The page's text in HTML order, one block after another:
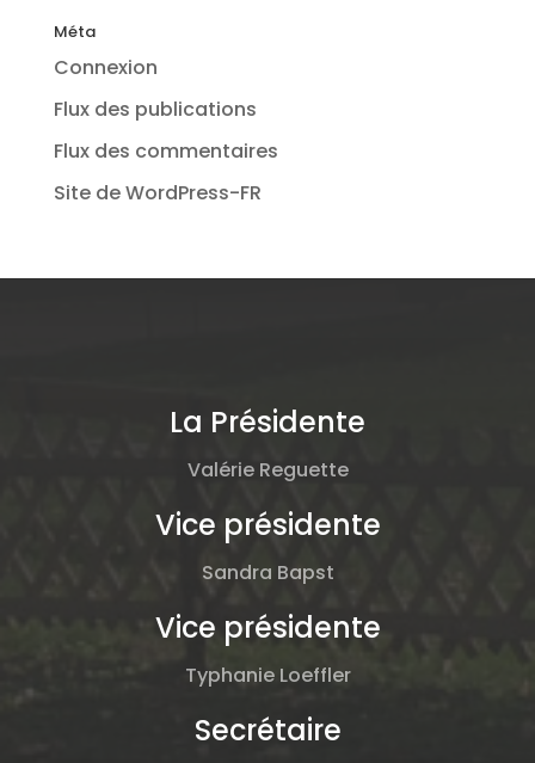
Méta
Connexion
Flux des publications
Flux des commentaires
Site de WordPress-FR
La Présidente
Valérie Reguette
Vice présidente
Sandra Bapst
Vice présidente
Typhanie Loeffler
Secrétaire